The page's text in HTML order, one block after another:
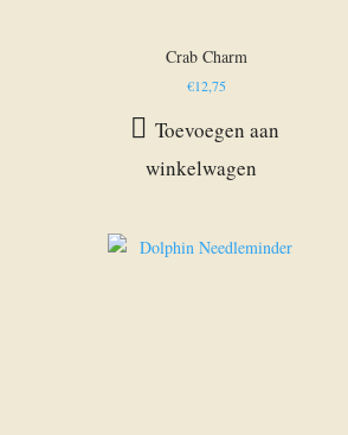
Crab Charm
€12,75
Toevoegen aan
winkelwagen